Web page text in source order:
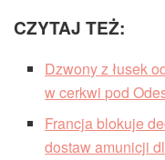
CZYTAJ TEŻ:
Dzwony z łusek
w cerkwi pod
Francja blokuje
dostaw amunicji